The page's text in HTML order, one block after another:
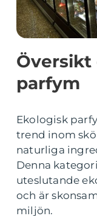
Översikt
parfym
Ekologisk
trend inom
naturliga
Denna
uteslutande
och är
miljön.